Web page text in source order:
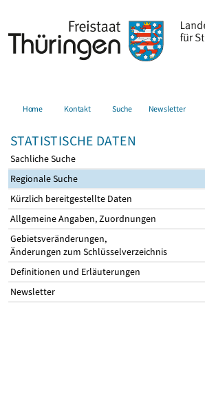
Home Kontakt Suche Newsletter
STATISTISCHE DATEN
Sachliche Suche
Regionale Suche
Kürzlich bereitgestellte Daten
Allgemeine Angaben, Zuordnungen
Gebietsveränderungen,
Änderungen zum Schlüsselverzeichnis
Definitionen und Erläuterungen
Newsletter